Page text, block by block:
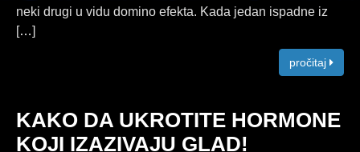
neki drugi u vidu domino efekta. Kada jedan ispadne iz
[…]
pročitaj
KAKO DA UKROTITE HORMONE
KOJI IZAZIVAJU GLAD!